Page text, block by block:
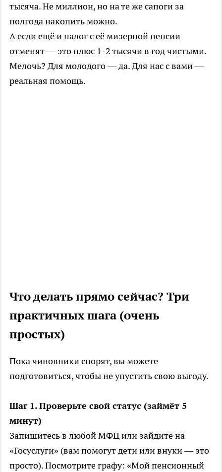
тысяча. Не миллион, но на те же сапоги за
полгода накопить можно.
А если ещё и налог с её мизерной пенсии
отменят — это плюс 1-2 тысячи в год чистыми.
Мелочь? Для молодого — да. Для нас с вами —
реальная помощь.
Что делать прямо сейчас? Три
практичных шага (очень
простых)
Пока чиновники спорят, вы можете
подготовиться, чтобы не упустить свою выгоду.
Шаг 1. Проверьте свой статус (займёт 5
минут)
Запишитесь в любой МФЦ или зайдите на
«Госуслуги» (вам помогут дети или внуки — это
просто). Посмотрите графу: «Мой пенсионный